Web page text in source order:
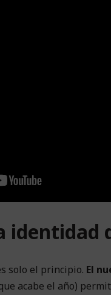
identidad
solo el principio. El
acabe el año)